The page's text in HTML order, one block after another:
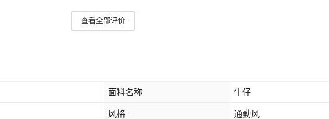
查看全部评价
面料名称 牛仔
风格 通勤风